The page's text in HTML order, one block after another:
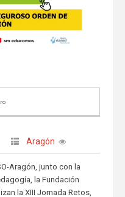
Aragón
Aragón, junto con la
la Fundación
la XIII Jornada Retos,